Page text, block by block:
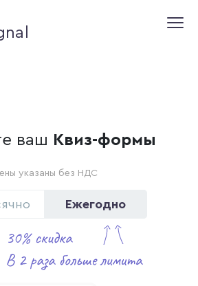
ваш Квиз-формы
указаны без НДС